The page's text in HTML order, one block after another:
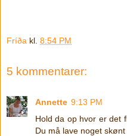
Fríða kl. 8:54 PM
5 kommentarer:
Annette 9:13 PM
Hold da op hvor er det
Du må lave noget skønt